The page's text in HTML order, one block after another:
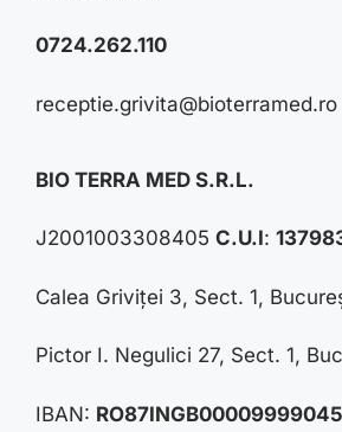
0724.262.110
receptie.grivita@bioterramed.ro
BIO TERRA MED S.R.L.
J2001003308405 C.U.I:
Calea Griviței 3, Sect. 1,
Pictor I. Negulici 27, Sect. 1,
IBAN: